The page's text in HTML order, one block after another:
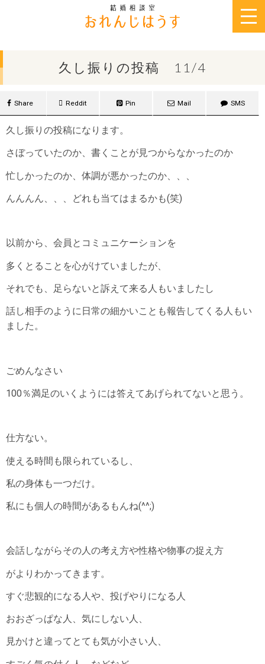
久し振りの投稿 11/4
Share Reddit Pin Mail SMS
久し振りの投稿になります。
さぼっていたのか、書くことが見つからなかったのか
忙しかったのか、体調が悪かったのか、、、
んんんん、、、どれも当てはまるかも(笑)
以前から、会員とコミュニケーションを
多くとることを心がけていましたが、
それでも、足らないと訴えて来る人もいましたし
話し相手のように日常の細かいことも報告してくる人もい
ました。
ごめんなさい
100％満足のいくようには答えてあげられてないと思う。
仕方ない。
使える時間も限られているし、
私の身体も一つだけ。
私にも個人の時間があるもんね(^^;)
会話しながらその人の考え方や性格や物事の捉え方
がよりわかってきます。
すぐ悲観的になる人や、投げやりになる人
おおざっぱな人、気にしない人、
見かけと違ってとても気が小さい人、